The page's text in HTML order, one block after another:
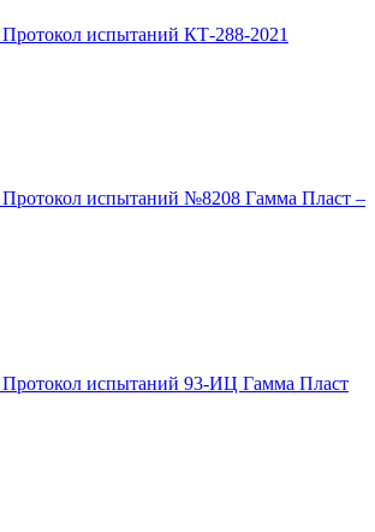
Протокол испытаний КТ-288-2021
Протокол испытаний №8208 Гамма Пласт –
Протокол испытаний 93-ИЦ Гамма Пласт